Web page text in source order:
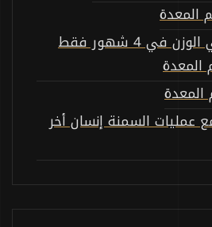
المعدة
40 كيلو نزول في الوزن في 4 شهور فقط
المعدة
عمليات السمنة إنسان أخر